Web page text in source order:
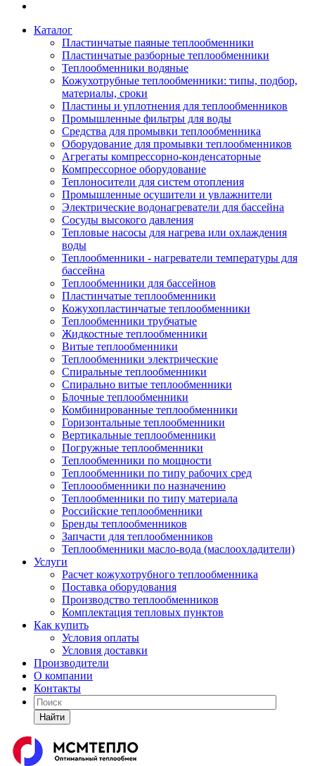
Каталог
Пластинчатые паяные теплообменники
Пластинчатые разборные теплообменники
Теплообменники водяные
Кожухотрубные теплообменники: типы, подбор,
материалы, сроки
Пластины и уплотнения для теплообменников
Промышленные фильтры для воды
Средства для промывки теплообменника
Оборудование для промывки теплообменников
Агрегаты компрессорно-конденсаторные
Компрессорное оборудование
Теплоносители для систем отопления
Промышленные осушители и увлажнители
Электрические водонагреватели для бассейна
Сосуды высокого давления
Тепловые насосы для нагрева или охлаждения
воды
Теплообменники - нагреватели температуры для
бассейна
Теплообменники для бассейнов
Пластинчатые теплообменники
Кожухопластинчатые теплообменники
Теплообменники трубчатые
Жидкостные теплообменники
Витые теплообменники
Теплообменники электрические
Спиральные теплообменники
Спирально витые теплообменники
Блочные теплообменники
Комбинированные теплообменники
Горизонтальные теплообменники
Вертикальные теплообменники
Погружные теплообменники
Теплообменники по мощности
Теплообменники по типу рабочих сред
Теплоообменники по назначению
Теплообменники по типу материала
Российские теплообменники
Бренды теплообменников
Запчасти для теплообменников
Теплообменники масло-вода (маслоохладители)
Услуги
Расчет кожухотрубного теплообменника
Поставка оборудования
Производство теплообменников
Комплектация тепловых пунктов
Как купить
Условия оплаты
Условия доставки
Производители
О компании
Контакты
Найти